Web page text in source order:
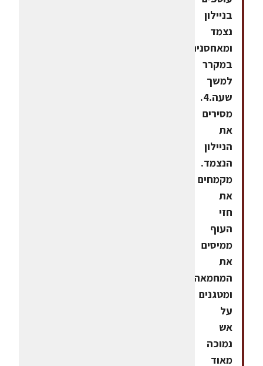
בניילון
נצמד
ומאחסנים
במקרר
למשך
שעה.4.
מסירים
את
הניילון
הנצמד.
מקמחים
את
חזי
העוף
ממיסים
את
המחמאה
ומטגנים
על
אש
נמוכה
מאוד